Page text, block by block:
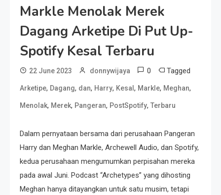
Markle Menolak Merek
Dagang Arketipe Di Put Up-
Spotify Kesal Terbaru
22 June 2023 donnywijaya 0 Tagged
Arketipe, Dagang, dan, Harry, Kesal , Markle, Meghan,
Menolak, Merek, Pangeran, PostSpotify, Terbaru
Dalam pernyataan bersama dari perusahaan Pangeran
Harry dan Meghan Markle, Archewell Audio, dan Spotify,
kedua perusahaan mengumumkan perpisahan mereka
pada awal Juni. Podcast “Archetypes” yang dihosting
Meghan hanya ditayangkan untuk satu musim, tetapi